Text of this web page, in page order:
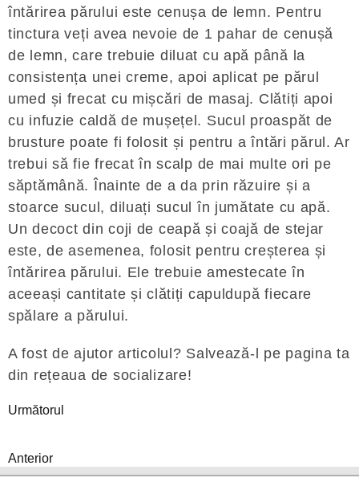
întărirea părului este cenușa de lemn. Pentru
tinctura veți avea nevoie de 1 pahar de cenușă
de lemn, care trebuie diluat cu apă până la
consistența unei creme, apoi aplicat pe părul
umed și frecat cu mișcări de masaj. Clătiți apoi
cu infuzie caldă de mușețel. Sucul proaspăt de
brusture poate fi folosit și pentru a întări părul. Ar
trebui să fie frecat în scalp de mai multe ori pe
săptămână. Înainte de a da prin răzuire și a
stoarce sucul, diluați sucul în jumătate cu apă.
Un decoct din coji de ceapă și coajă de stejar
este, de asemenea, folosit pentru creșterea și
întărirea părului. Ele trebuie amestecate în
aceeași cantitate și clătiți capuldupă fiecare
spălare a părului.
A fost de ajutor articolul? Salvează-l pe pagina ta
din rețeaua de socializare!
Următorul
Anterior